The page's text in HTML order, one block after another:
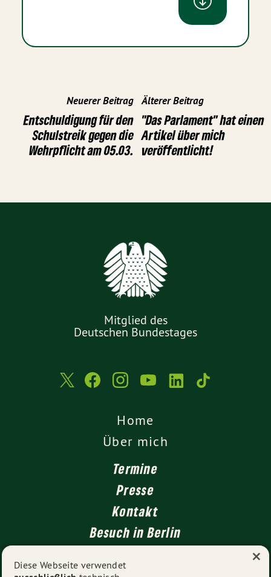
Neuerer Beitrag
Entschuldigung für den
Schulstreik gegen die
Wehrpflicht am 05.03.
Älterer Beitrag
"Das Parlament" hat einen
Artikel über mich
veröffentlicht!
Mitglied des
Deutschen Bundestages
Home
Über mich
Termine
Presse
Kontakt
Besuch in Berlin
Diese Webseite verwendet ×